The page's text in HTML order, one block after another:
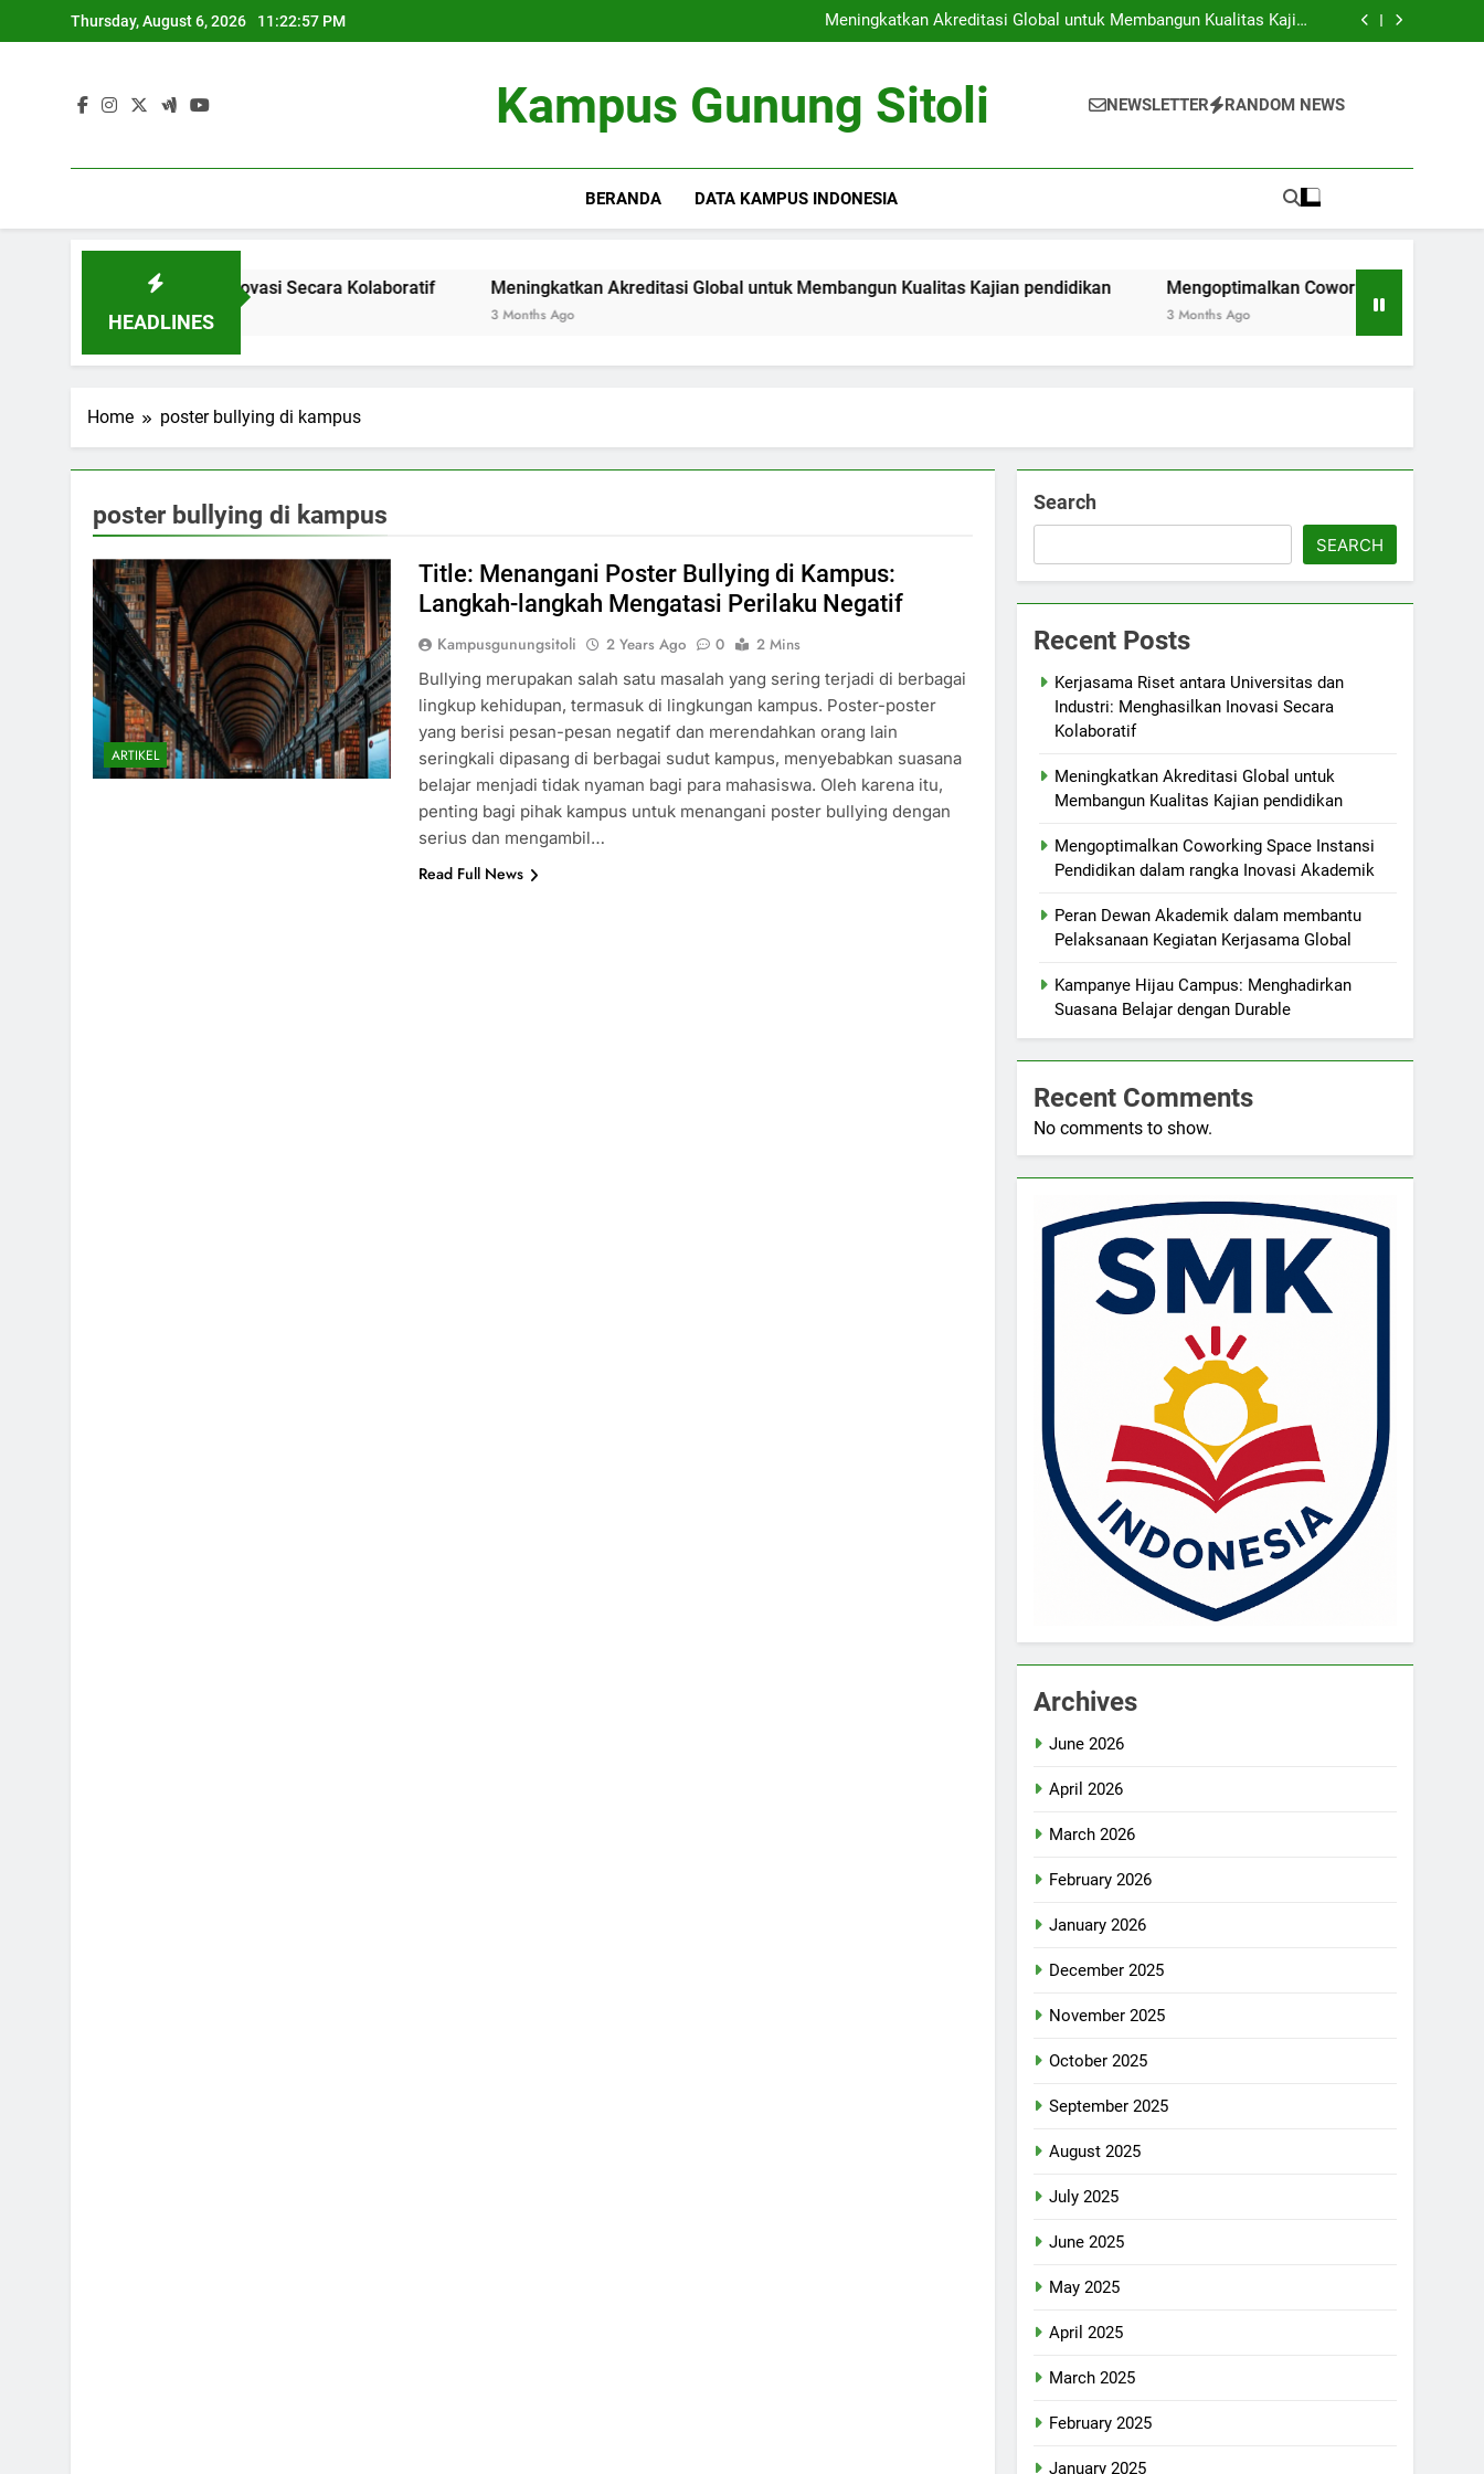
to
Thursday, August 6, 2026 11:22:57 PM
Secara Kolaboratif
Meningkatkan Akreditasi Global untuk Membangun Kualitas Kajian
pendidikan
Mengoptimalkan Coworking Space Instansi Pendidikan dalam rangka
Secara Kolaboratif
Meningkatkan Akreditasi Global untuk Membangun Kualitas Kajian
Mengoptimalkan Coworking Space Instansi Pendidikan dalam rangka
Kampus Gunung Sitoli NEWSLETTER RANDOM NEWS
BERANDA DATA KAMPUS INDONESIA
HEADLINES
Menghasilkan Inovasi Secara Kolaboratif Meningkatkan Akreditasi Global untuk Membangun Kualitas Kajian pendidikan
3 Months Ago
Mengoptimalkan Coworking Space Instansi
3 Months Ago
Home poster bullying di kampus
poster bullying di kampus
ARTIKEL
Title: Menangani Poster Bullying di Kampus:
Langkah-langkah Mengatasi Perilaku Negatif
Kampusgunungsitoli 2 Years Ago 0
2 Mins
Bullying merupakan salah satu masalah yang sering terjadi di berbagai
lingkup kehidupan, termasuk di lingkungan kampus. Poster-poster
yang berisi pesan-pesan negatif dan merendahkan orang lain
seringkali dipasang di berbagai sudut kampus, menyebabkan suasana
belajar menjadi tidak nyaman bagi para mahasiswa. Oleh karena itu,
penting bagi pihak kampus untuk menangani poster bullying dengan
serius dan mengambil…
Read Full News
Search
SEARCH
Recent Posts
Kerjasama Riset antara Universitas dan
Industri: Menghasilkan Inovasi Secara
Kolaboratif
Meningkatkan Akreditasi Global untuk
Membangun Kualitas Kajian pendidikan
Mengoptimalkan Coworking Space Instansi
Pendidikan dalam rangka Inovasi Akademik
Peran Dewan Akademik dalam membantu
Pelaksanaan Kegiatan Kerjasama Global
Kampanye Hijau Campus: Menghadirkan
Suasana Belajar dengan Durable
Recent Comments
No comments to show.
Archives
June 2026
April 2026
March 2026
February 2026
January 2026
December 2025
November 2025
October 2025
September 2025
August 2025
July 2025
June 2025
May 2025
April 2025
March 2025
February 2025
January 2025